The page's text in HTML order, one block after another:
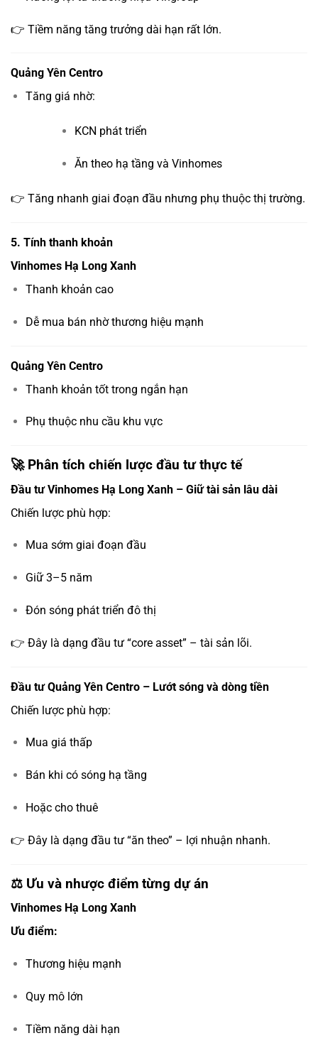
👉 Tiềm năng tăng trưởng dài hạn rất lớn.
Quảng Yên Centro
Tăng giá nhờ:
KCN phát triển
Ăn theo hạ tầng và Vinhomes
👉 Tăng nhanh giai đoạn đầu nhưng phụ thuộc thị trường.
5. Tính thanh khoản
Vinhomes Hạ Long Xanh
Thanh khoản cao
Dễ mua bán nhờ thương hiệu mạnh
Quảng Yên Centro
Thanh khoản tốt trong ngắn hạn
Phụ thuộc nhu cầu khu vực
🚀 Phân tích chiến lược đầu tư thực tế
Đầu tư Vinhomes Hạ Long Xanh – Giữ tài sản lâu dài
Chiến lược phù hợp:
Mua sớm giai đoạn đầu
Giữ 3–5 năm
Đón sóng phát triển đô thị
👉 Đây là dạng đầu tư “core asset” – tài sản lõi.
Đầu tư Quảng Yên Centro – Lướt sóng và dòng tiền
Chiến lược phù hợp:
Mua giá thấp
Bán khi có sóng hạ tầng
Hoặc cho thuê
👉 Đây là dạng đầu tư “ăn theo” – lợi nhuận nhanh.
⚖️ Ưu và nhược điểm từng dự án
Vinhomes Hạ Long Xanh
Ưu điểm:
Thương hiệu mạnh
Quy mô lớn
Tiềm năng dài hạn